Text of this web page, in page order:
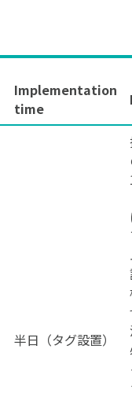
Implementation
time
半日（タグ設置）